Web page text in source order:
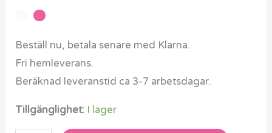
Beställ nu, betala senare med Klarna.
Fri hemleverans.
Beräknad leveranstid ca 3-7 arbetsdagar.
Tillgänglighet: I lager